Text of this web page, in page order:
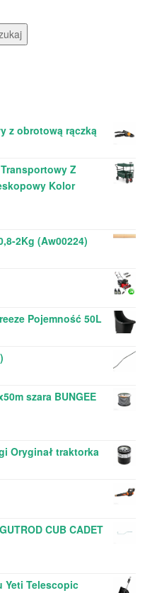
z obrotową rączką
Z
Kolor
2Kg (Aw00224)
Pojemność 50L
szara BUNGEE
Oryginał traktorka
CUB CADET
Yeti Telescopic